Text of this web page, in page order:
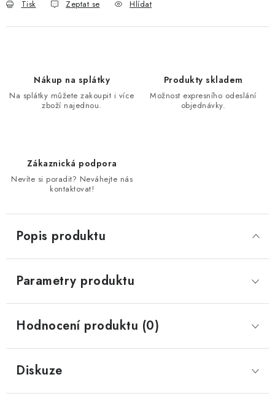
Tisk Zeptat se Hlídat
Nákup na splátky
Na splátky můžete zakoupit i více
zboží najednou.
Produkty skladem
Možnost expresního odeslání
objednávky.
Zákaznická podpora
Nevíte si poradit? Neváhejte nás
kontaktovat!
Popis produktu
Parametry produktu
Hodnocení produktu (0)
Diskuze